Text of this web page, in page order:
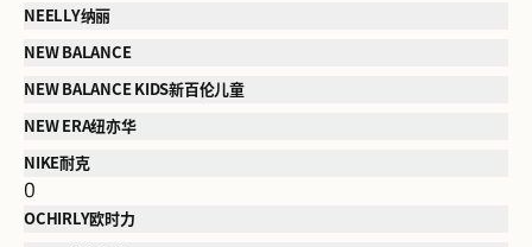
NEELLY纳丽
NEW BALANCE
NEW BALANCE KIDS新百伦儿童
NEW ERA纽亦华
NIKE耐克
O
OCHIRLY欧时力